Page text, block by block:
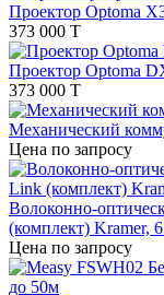
Проектор Optoma
373 000 T
Проектор Optoma
373 000 T
Механический
Цена по запросу
Волоконно-
(комплект) Kramer,
Цена по запросу